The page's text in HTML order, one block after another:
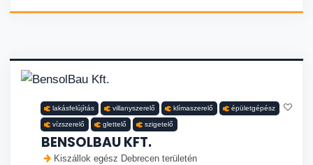
lakásfelújítás villanyszerelő klímaszerelő épületgépész
vízszerelő glettelő szigetelő
BENSOLBAU KFT.
Kiszállok egész Debrecen területén